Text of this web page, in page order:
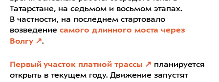
Татарстане, на седьмом и восьмом этапах.
В частности, на последнем стартовало
возведение самого длинного моста через
Волгу
.
Первый участок платной трассы
планируется
открыть в текущем году. Движение запустят